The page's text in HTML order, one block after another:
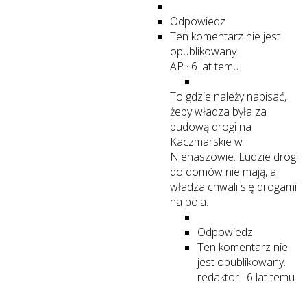
Odpowiedz
Ten komentarz nie jest
opublikowany.
AP · 6 lat temu
To gdzie należy napisać,
żeby władza była za
budową drogi na
Kaczmarskie w
Nienaszowie. Ludzie drogi
do domów nie mają, a
władza chwali się drogami
na pola.
Odpowiedz
Ten komentarz nie
jest opublikowany.
redaktor · 6 lat temu